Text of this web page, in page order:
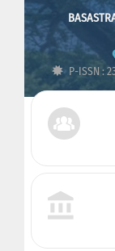
P-ISSN :